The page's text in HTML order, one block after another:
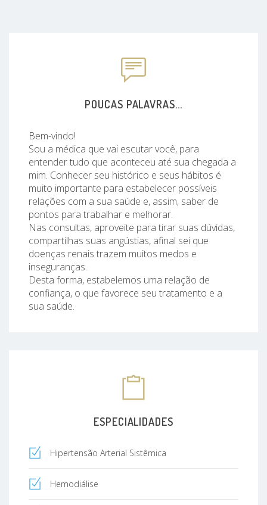
POUCAS PALAVRAS...
Bem-vindo!
Sou a médica que vai escutar você, para
entender tudo que aconteceu até sua chegada a
mim. Conhecer seu histórico e seus hábitos é
muito importante para estabelecer possíveis
relações com a sua saúde e, assim, saber de
pontos para trabalhar e melhorar.
Nas consultas, aproveite para tirar suas dúvidas,
compartilhas suas angústias, afinal sei que
doenças renais trazem muitos medos e
inseguranças.
Desta forma, estabelemos uma relação de
confiança, o que favorece seu tratamento e a
sua saúde.
ESPECIALIDADES
Hipertensão Arterial Sistêmica
Hemodiálise